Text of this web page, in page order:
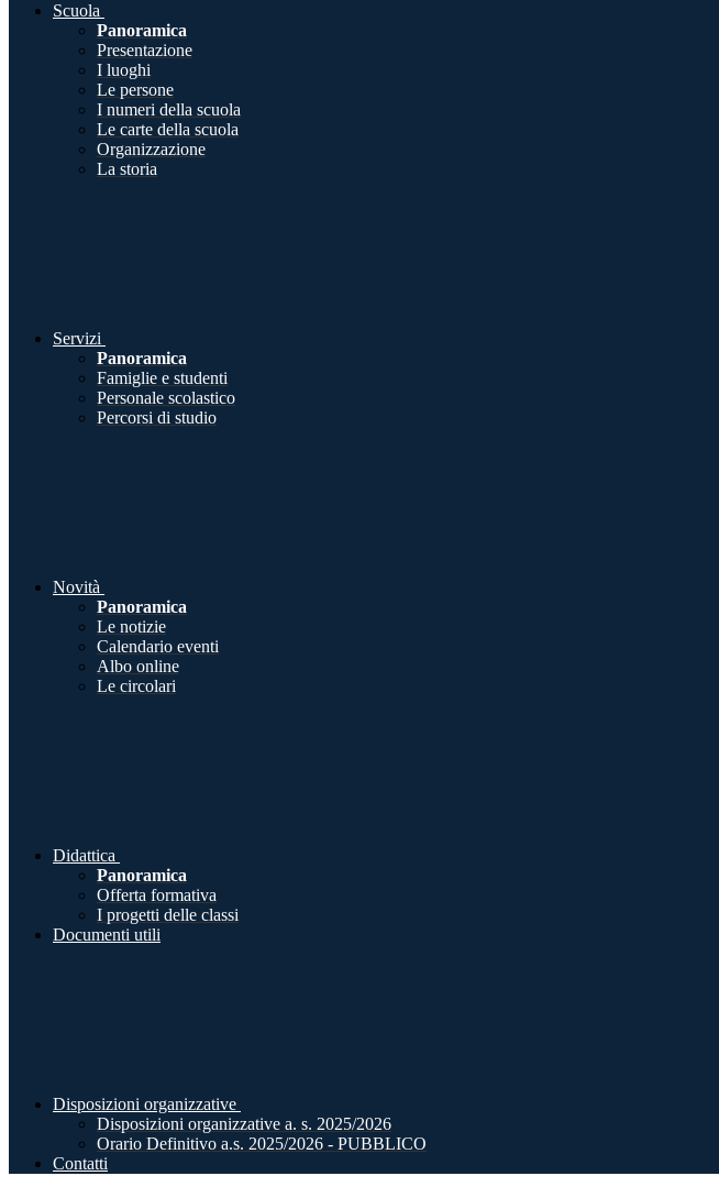
Scuola
Panoramica
Presentazione
I luoghi
Le persone
I numeri della scuola
Le carte della scuola
Organizzazione
La storia
Servizi
Panoramica
Famiglie e studenti
Personale scolastico
Percorsi di studio
Novità
Panoramica
Le notizie
Calendario eventi
Albo online
Le circolari
Didattica
Panoramica
Offerta formativa
I progetti delle classi
Documenti utili
Disposizioni organizzative
Disposizioni organizzative a. s. 2025/2026
Orario Definitivo a.s. 2025/2026 - PUBBLICO
Contatti